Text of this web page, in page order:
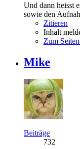
Und dann heisst
sowie den
Zitieren
Inhalt
Zum
Mike
Beiträge
732